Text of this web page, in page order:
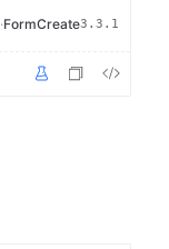
·FormCreate3.3.1